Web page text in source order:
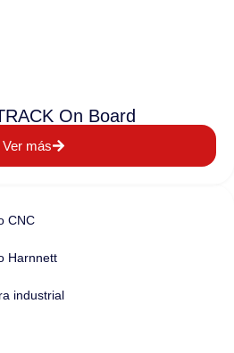
On Board
Ver más
CNC
Harnnett
industrial